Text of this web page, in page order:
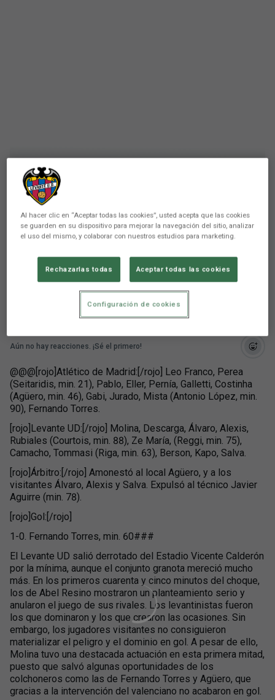
PRIMER EQUIPO
At. Madrid 1-Levante UD 0
Aún no hay reacciones. ¡Sé el primero!
@@@[rojo]Atlético de Madrid:[/rojo] Leo Franco, Perea
(Seitaridis, min. 21), Pablo, Eller, Pernía, Galletti, Costinha
(Agüero, min. 46), Gabi, Jurado, Mista (Antonio López, min.
90), Fernando Torres.
[rojo]Levante UD:[/rojo] Molina, Descarga, Álvaro, Alexis,
Rubiales (Courtois, min. 88), Ze María, (Reggi, min. 75),
Camacho, Tommasi (Riga, min. 63), Berson, Kapo, Salva.
[rojo]Árbitro:[/rojo] Amonestó al local Agüero, y a los
visitantes Álvaro, Alexis y Salva. Expulsó al técnico Javier
Aguirre (min. 78).
[rojo]Gol:[/rojo]
1-0. Fernando Torres, min. 60###
El Levante UD salió derrotado del Estadio Vicente Calderón
por la mínima, aunque el conjunto granota mereció mucho
más. En los primeros cuarenta y cinco minutos del choque,
los de Abel Resino mostraron un planteamiento serio y
anularon el juego de sus rivales. Los levantinistas fueron
los que dominaron y los que crearon las ocasiones. Sin
embargo, los jugadores visitantes no consiguieron
materializar el peligro y el dominio en gol. A pesar de ello,
Molina tuvo una destacada actuación en esta primera mitad,
puesto que salvó algunas oportunidades de los
colchoneros como las de Fernando Torres y Agüero, que
gracias a la intervención del valenciano no acabaron en gol.
Al hacer clic en “Aceptar todas las cookies”, usted acepta que las cookies
se guarden en su dispositivo para mejorar la navegación del sitio, analizar
el uso del mismo, y colaborar con nuestros estudios para marketing.
Rechazarlas todas Aceptar todas las cookies
Configuración de cookies